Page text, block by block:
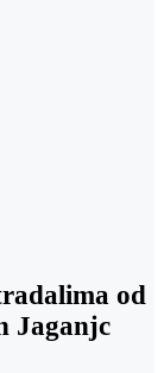
od
Jaganjc